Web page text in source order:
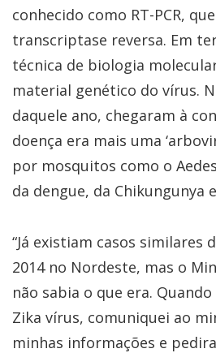
conhecido como RT-PCR,
transcriptase reversa. Em
técnica de biologia
material genético do vírus.
daquele ano, chegaram à
doença era mais uma
por mosquitos como o
da dengue, da Chikungunya
“Já existiam casos similares
2014 no Nordeste, mas o
não sabia o que era.
Zika vírus, comuniquei ao
minhas informações e